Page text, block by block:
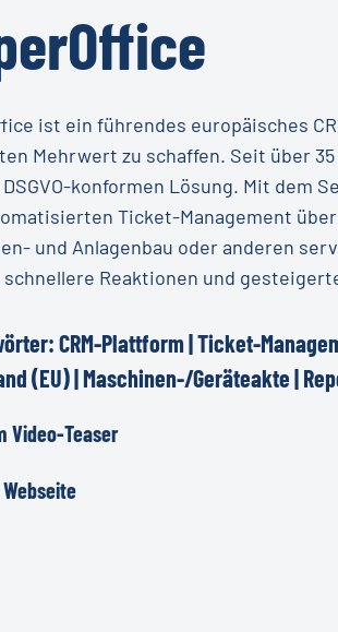
ist ein führendes europäisches
Mehrwert zu schaffen. Seit über
konformen Lösung. Mit dem
Ticket-Management
und Anlagenbau oder anderen
schnellere Reaktionen und
CRM-Plattform|Ticket-
(EU)| Maschinen-/Geräteakte|
Video-Teaser